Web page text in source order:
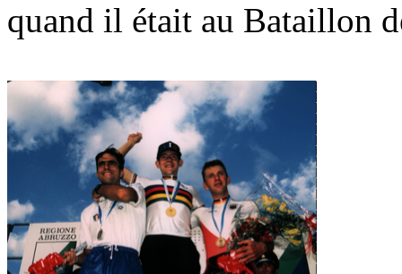
quand il était au Bataillon